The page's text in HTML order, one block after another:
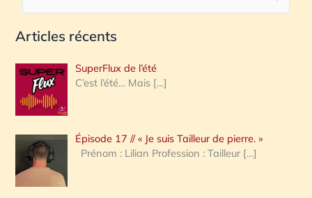
c
e
r
c
h
e
Articles récents
SuperFlux de l’été
C’est l’été… Mais […]
Épisode 17 // « Je suis Tailleur de pierre. »
Prénom : Lilian Profession : Tailleur […]